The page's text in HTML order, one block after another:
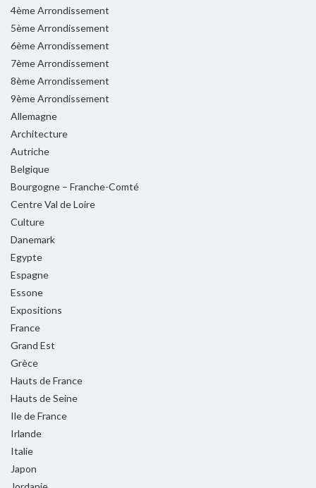
4ème Arrondissement
5ème Arrondissement
6ème Arrondissement
7ème Arrondissement
8ème Arrondissement
9ème Arrondissement
Allemagne
Architecture
Autriche
Belgique
Bourgogne – Franche-Comté
Centre Val de Loire
Culture
Danemark
Egypte
Espagne
Essone
Expositions
France
Grand Est
Grèce
Hauts de France
Hauts de Seine
Ile de France
Irlande
Italie
Japon